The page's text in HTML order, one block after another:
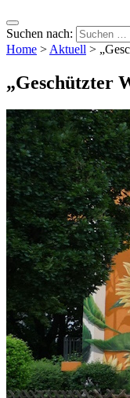
Suchen nach:
Home >Aktuell >
„Geschützter